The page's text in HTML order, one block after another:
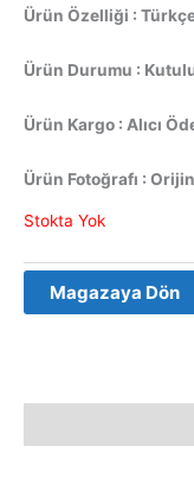
Ürün Özelliği :
Ürün Durumu :
Ürün Kargo : Alıcı
Ürün Fotoğrafı :
Stokta Yok
Magazaya Dön